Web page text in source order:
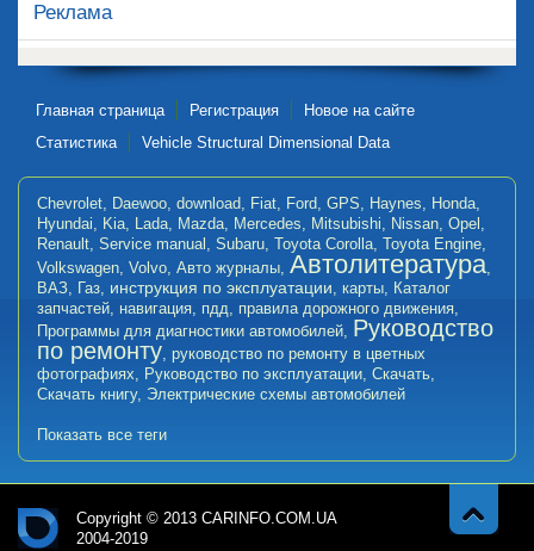
Реклама
Главная страница Регистрация
Новое на сайте
Статистика
Vehicle Structural Dimensional Data
Chevrolet, Daewoo, download, Fiat, Ford, GPS, Haynes, Honda,
Hyundai, Kia, Lada, Mazda, Mercedes, Mitsubishi, Nissan, Opel ,
Renault, Service manual , Subaru, Toyota Corolla, Toyota Engine,
Volkswagen, Volvo, Авто журналы, Автолитература,
ВАЗ, Газ, инструкция по эксплуатации, карты, Каталог
запчастей, навигация, пдд, правила дорожного движения,
Программы для диагностики автомобилей, Руководство
по ремонту, руководство по ремонту в цветных
фотографиях, Руководство по эксплуатации, Скачать,
Скачать книгу, Электрические схемы автомобилей
Показать все теги
Copyright © 2013 CARINFO.COM.UA
2004-2019